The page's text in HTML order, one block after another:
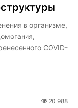
в организме,
COVID-
20 988